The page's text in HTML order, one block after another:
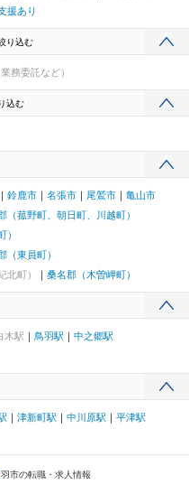
援あり
り込む
務委託など）
込む
鈴鹿市 名張市 尾鷲市
亀山市
（菰野町、朝日町、川越町）
）
（東員町）
北町） 桑名郡（木曽岬町）
木駅 鳥羽駅
中之郷駅
津新町駅 中川原駅
平津駅
羽市の転職・求人情報